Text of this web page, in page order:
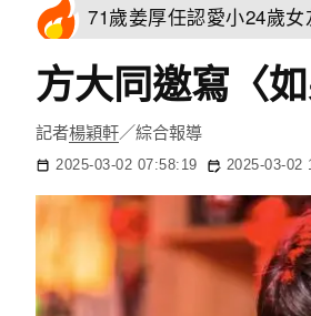
71歲姜厚任認愛小24歲
方大同邀寫〈
記者楊穎軒／綜合報導
2025-03-02 07:58:19 2025-03-02